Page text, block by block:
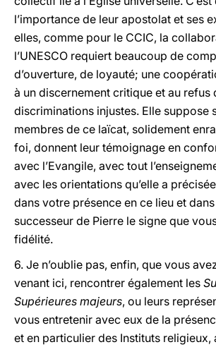
l’importance de leur apostolat et ses
elles, comme pour le CCIC, la
l’UNESCO requiert beaucoup de
d’ouverture, de loyauté; une
à un discernement critique et au refus
discriminations injustes. Elle suppose
membres de ce laïcat, solidement
foi, donnent leur témoignage en
avec l’Evangile, avec tout
avec les orientations qu’elle a
dans votre présence en ce lieu et
successeur de Pierre le signe que
fidélité.
6. Je n’oublie pas, enfin, que vous
venant ici, rencontrer également les
Supérieures majeurs, ou leurs
vous entretenir avec eux de la
et en particulier des Instituts religieux,